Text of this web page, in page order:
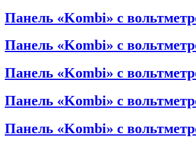
Панель «Kombi» с
Панель «Kombi» с
Панель «Kombi» с
Панель «Kombi» с
Панель «Kombi» с